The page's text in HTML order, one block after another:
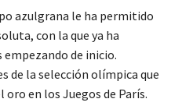
azulgrana le ha permitido
con la que ya ha
de inicio.
de la selección olímpica que
en los Juegos de París.